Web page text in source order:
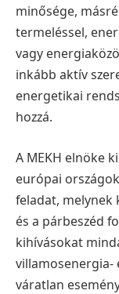
minősége,
termeléssel,
vagy
inkább aktív
energetikai
hozzá.
A MEKH elnöke
európai
feladat, melynek
és a párbeszéd
kihívásokat
villamosenergia-
váratlan